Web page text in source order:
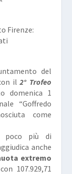
del
il2° Trofeo
domenica 1
“Goffredo
come
poco più di
anche
extremo
107.929,71